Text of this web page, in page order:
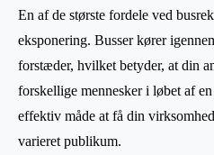
En af de største fordele ved
eksponering. Busser kører
forstæder, hvilket betyder, at din
forskellige mennesker i løbet af
effektiv måde at få din
varieret publikum.